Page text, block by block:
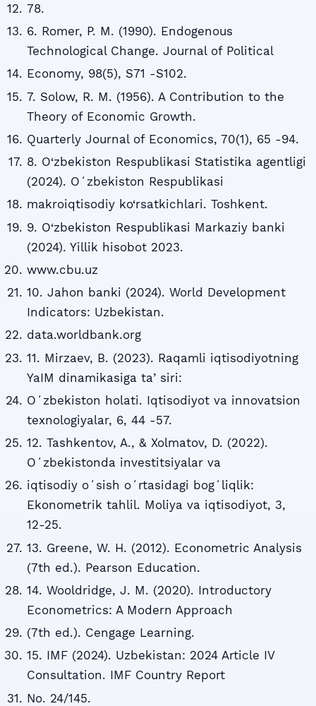
78.
6. Romer, P. M. (1990). Endogenous
Technological Change. Journal of Political
Economy, 98(5), S71 -S102.
7. Solow, R. M. (1956). A Contribution to the
Theory of Economic Growth.
Quarterly Journal of Economics, 70(1), 65 -94.
8. O‘zbekiston Respublikasi Statistika agentligi
(2024). Oʻzbekiston Respublikasi
makroiqtisodiy ko‘rsatkichlari. Toshkent.
9. O‘zbekiston Respublikasi Markaziy banki
(2024). Yillik hisobot 2023.
www.cbu.uz
10. Jahon banki (2024). World Development
Indicators: Uzbekistan.
data.worldbank.org
11. Mirzaev, B. (2023). Raqamli iqtisodiyotning
YaIM dinamikasiga taʼsiri:
Oʻzbekiston holati. Iqtisodiyot va innovatsion
texnologiyalar, 6, 44 -57.
12. Tashkentov, A., & Xolmatov, D. (2022).
Oʻzbekistonda investitsiyalar va
iqtisodiy oʻsish oʻrtasidagi bogʻliqlik:
Ekonometrik tahlil. Moliya va iqtisodiyot, 3,
12-25.
13. Greene, W. H. (2012). Econometric Analysis
(7th ed.). Pearson Education.
14. Wooldridge, J. M. (2020). Introductory
Econometrics: A Modern Approach
(7th ed.). Cengage Learning.
15. IMF (2024). Uzbekistan: 2024 Article IV
Consultation. IMF Country Report
No. 24/145.